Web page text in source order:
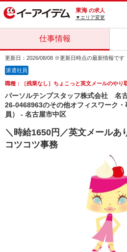
東海 の求人
▼エリア変更
仕事情報
更新日：2026/08/08 ※更新日時点の最新情報です
派遣社員
職種：［残業なし］ちょこっと英文メールのやり
パーソルテンプスタッフ株式会社 名
26-0468963のその他オフィスワーク
員） - 名古屋市中区
＼時給1650円／英文メールあ
コツコツ事務